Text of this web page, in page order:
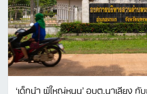
‘เด็กนำ ผู้ใหญ่หนุน’ อบต.นาเลียง กับ